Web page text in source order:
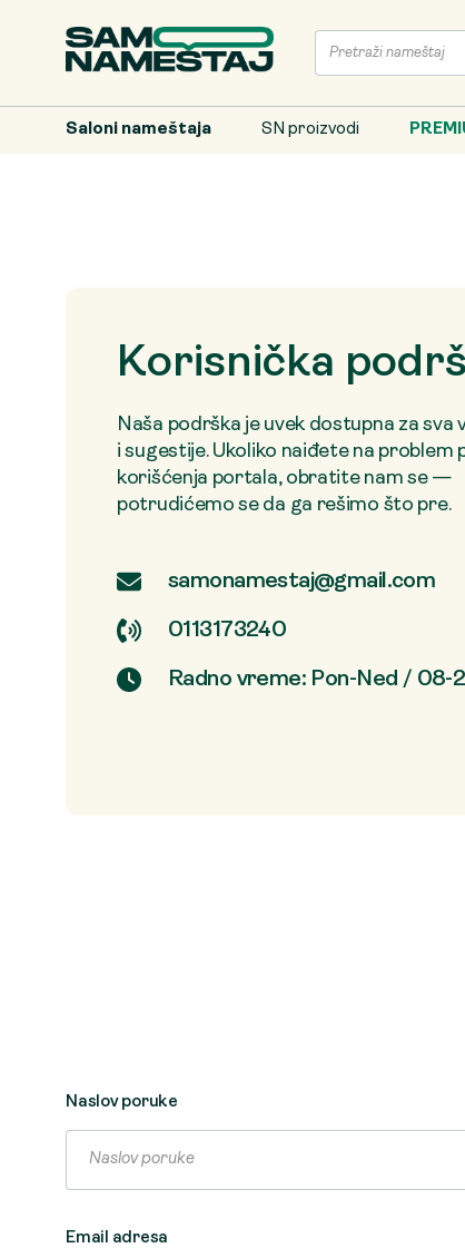
Saloni nameštaja SN proizvodi
Korisnička
Naša podrška je uvek dostupna za sva
i sugestije. Ukoliko naiđete na problem
korišćenja portala, obratite nam se —
potrudićemo se da ga rešimo što pre.
samonamestaj@gmail.com
0113173240
Radno vreme: Pon-Ned / 08-
Naslov poruke
Email adresa